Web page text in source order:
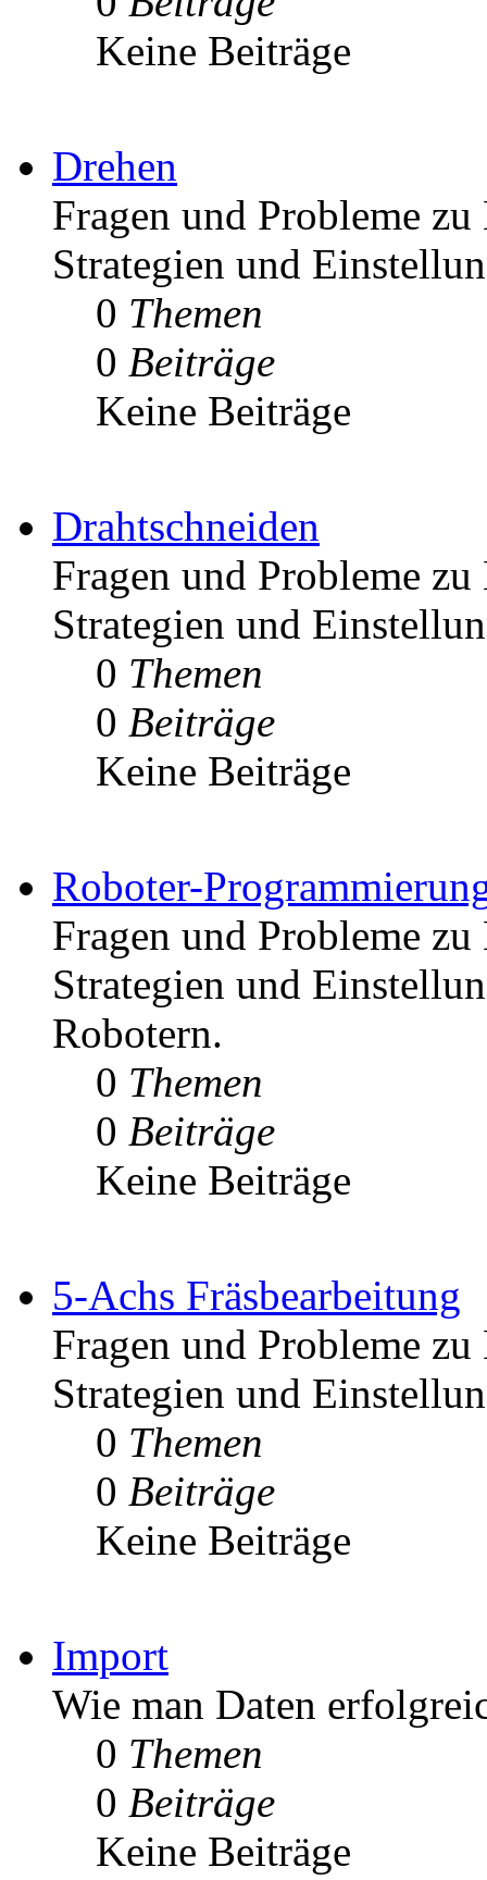
Keine Beiträge
Drehen
Fragen und Probleme
Strategien und
0 Themen
0 Beiträge
Keine Beiträge
Drahtschneiden
Fragen und Probleme
Strategien und
0 Themen
0 Beiträge
Keine Beiträge
Roboter-
Fragen und Probleme
Strategien und
Robotern.
0 Themen
0 Beiträge
Keine Beiträge
5-Achs Fräsbearbeitung
Fragen und Probleme
Strategien und
0 Themen
0 Beiträge
Keine Beiträge
Import
Wie man Daten
0 Themen
0 Beiträge
Keine Beiträge